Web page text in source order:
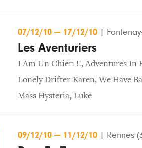
07/12/10 — 17/12/10
Les Aventuriers
I Am Un Chien !!,Adventures In
Lonely Drifter Karen,We Have
Mass Hysteria, Luke
09/12/10 — 11/12/10 Rennes